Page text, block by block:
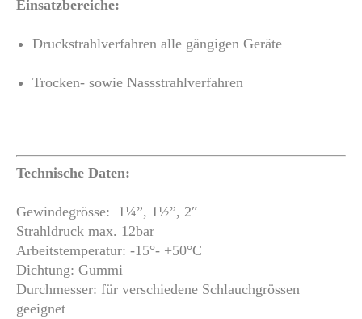
Einsatzbereiche:
Druckstrahlverfahren alle gängigen Geräte
Trocken- sowie Nassstrahlverfahren
Technische Daten:
Gewindegrösse: 1¼”, 1½”, 2″
Strahldruck max. 12bar
Arbeitstemperatur: -15°- +50°C
Dichtung: Gummi
Durchmesser: für verschiedene Schlauchgrössen
geeignet